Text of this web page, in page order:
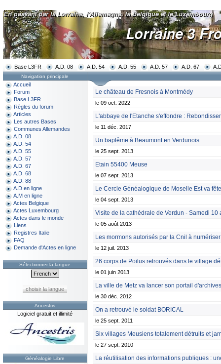
Base L3FR A.D. 08 A.D. 54 A.D. 55 A.D. 57 A.D. 67
Navigation principale
Accueil
Forum
Base L3FR
Règles du forum
Articles
Les autres Bases
Communes Allemandes
A.D. 08
A.D. 54
A.D. 55
A.D. 57
A.D. 67
A.D. 68
A.D. 88
A.D en ligne
A.M en ligne
Actes Belgique
Actes Luxembourg
Actes dans le monde
Liens
Registres Italie
FAQ
Demande d'Actes en ligne
Sélectionner la langue
choisir la langue
Ancestris
Logiciel gratuit et illimité
Généalogie Libre
Le château de Fresnois à Montmédy
le 09 oct. 2022
L'abbaye de l'Etanche s'effondre :
le 11 déc. 2017
Un baptême à Beaumont en Verdunois
le 25 sept. 2013
Etain 55400 Meuse
le 07 sept. 2013
Le Cercle Généalogique de Moselle Est va
le 04 sept. 2013
Visite de la cathédrale de Verdun - Samedi 10
le 05 août 2013
Les mormons autorisés par la Cnil à
le 12 juil. 2013
26 corps de Poilus retrouvés dans le village
le 01 juin 2013
La ville de Metz va lancer son portail
le 30 déc. 2012
On a retrouvé le soldat BORICAL
le 25 sept. 2011
Six villages Meusiens totalement détruits et
le 27 sept. 2010
La réutilisation des informations publiques :